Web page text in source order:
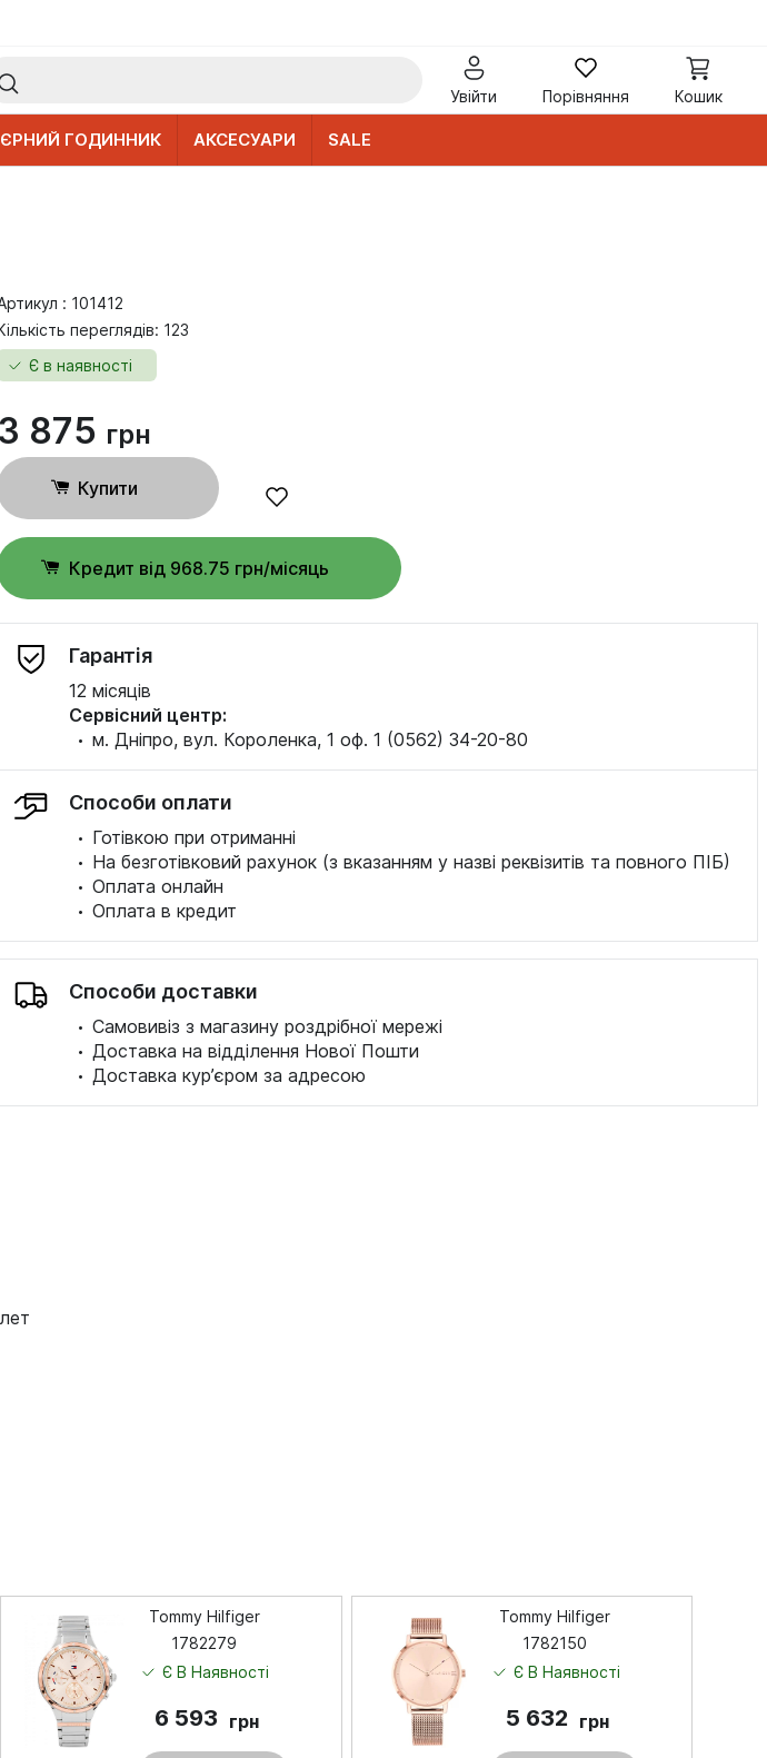
Увійти Порівняння Кошик
ГОДИННИК АКСЕСУАРИ SALE
: 101412
переглядів: 123
Є в наявності
3 875 грн
Купити
Кредит від 968.75 грн/місяць
Гарантія
12 місяців
Сервісний центр:
·м. Дніпро, вул. Короленка, 1 оф. 1 (0562) 34-20-80
Способи оплати
· Готівкою при отриманні
· На безготівковий рахунок (з вказанням у назві реквізитів та повного ПІБ)
·Оплата онлайн
·Оплата в кредит
Способи доставки
·Самовивіз з магазину роздрібної мережі
·Доставка на відділення Нової Пошти
·Доставка кур’єром за адресою
Tommy Hilfiger
1782279
Є В Наявності
6 593 грн
Tommy Hilfiger
1782150
Є В Наявності
5 632 грн